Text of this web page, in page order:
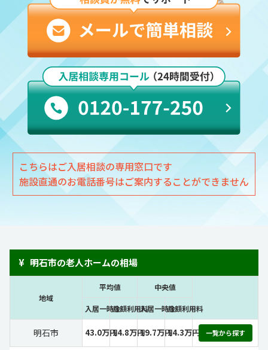
こちらはご入居相談の専用窓口です
施設直通のお電話番号はご案内することができません
¥ 明石市の老人ホームの相場
地域
平均値 中央値
入居一時金月額利用料入居一時金月額利用料
明石市 43.0万円14.8万円19.7万円14.3万円 一覧から探す